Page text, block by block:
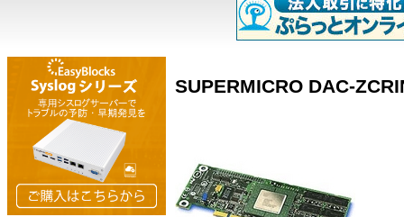
SUPERMICRO DAC-